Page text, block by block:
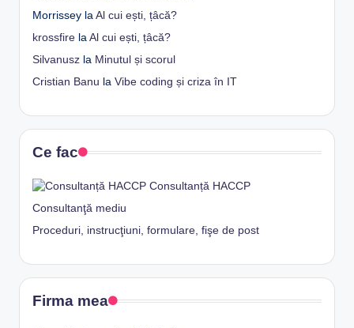
Morrissey la Al cui ești, țâcă?
krossfire la Al cui ești, țâcă?
Silvanusz la Minutul și scorul
Cristian Banu la Vibe coding și criza în IT
Ce fac
Consultanță HACCP
Consultanţă mediu
Proceduri, instrucţiuni, formulare, fişe de post
Firma mea